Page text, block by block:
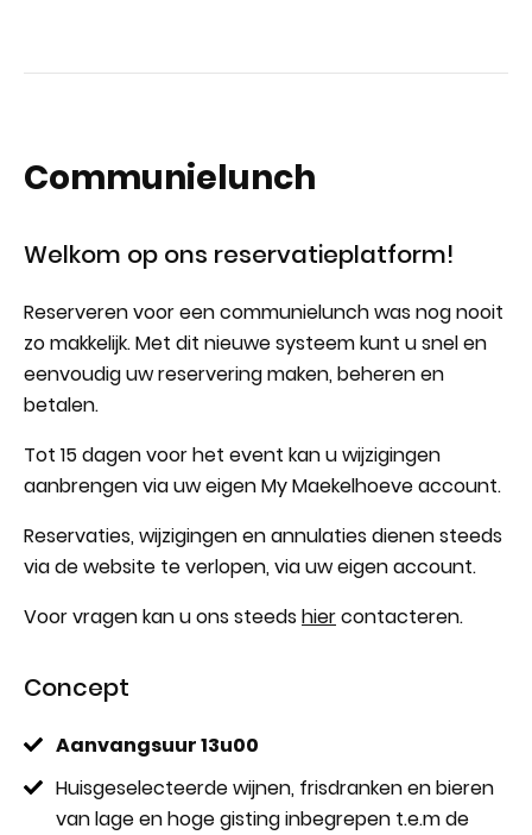
Communielunch
Welkom op ons reservatieplatform!
Reserveren voor een communielunch was nog nooit
zo makkelijk. Met dit nieuwe systeem kunt u snel en
eenvoudig uw reservering maken, beheren en
betalen.
Tot 15 dagen voor het event kan u wijzigingen
aanbrengen via uw eigen My Maekelhoeve account.
Reservaties, wijzigingen en annulaties dienen steeds
via de website te verlopen, via uw eigen account.
Voor vragen kan u ons steedshiercontacteren.
Concept
Aanvangsuur 13u00
Huisgeselecteerde wijnen, frisdranken en bieren
van lage en hoge gisting inbegrepen t.e.m de